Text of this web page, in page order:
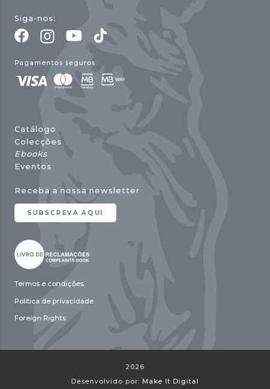
Siga-nos:
Pagamentos seguros:
Catálogo
Colecções
Ebooks
Eventos
Receba a nossa newsletter
SUBSCREVA AQUI
Termos e condições
Política de privacidade
Foreign Rights
2026
Desenvolvido por: Make It Digital